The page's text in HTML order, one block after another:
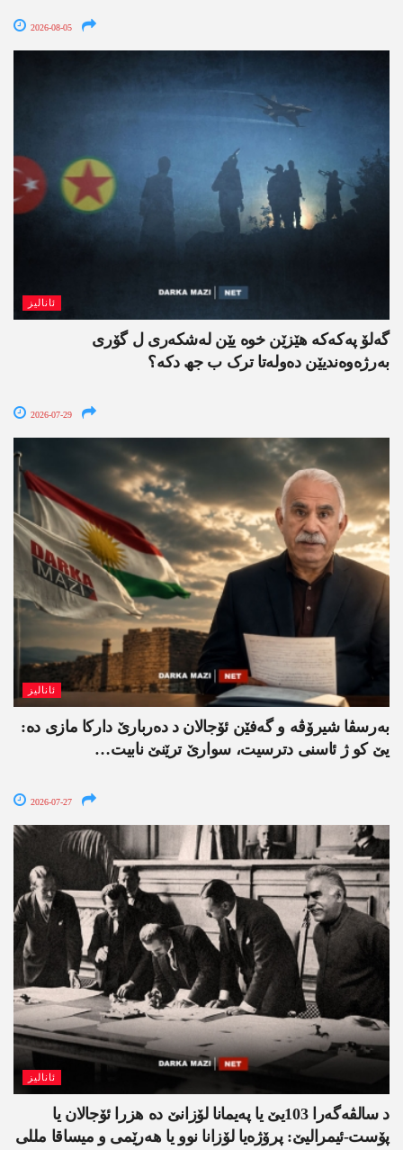
2026-08-05
ئانالیز
گەلۆ پەکەکە ھێزێن خوە یێن لەشکەری ل گۆری
بەرژەوەندیێن دەولەتا ترک ب جھ دکە؟
2026-07-29
ئانالیز
بەرسڤا شیرۆڤە و گەفێن ئۆجالان د دەربارێ دارکا مازی دە:
یێ کو ژ ئاسنی دترسیت، سوارێ ترێنێ نابیت…
2026-07-27
ئانالیز
د سالڤەگەرا 103یێ یا پەیمانا لۆزانێ دە هزرا ئۆجالان یا
پۆست-ئیمرالیێ: پرۆژەیا لۆزانا نوو یا ھەرێمی و میساقا مللی